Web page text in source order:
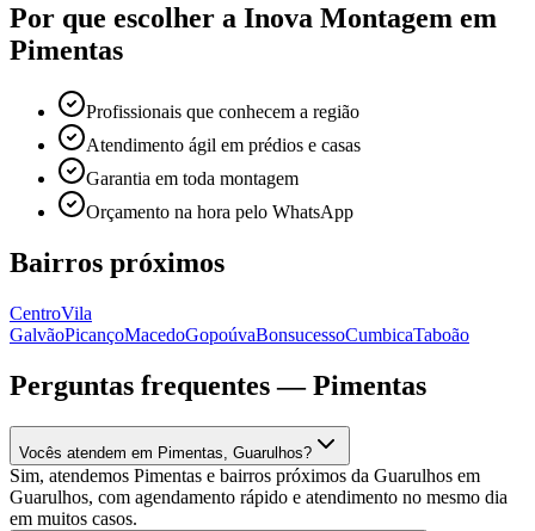
Por que escolher a Inova Montagem em
Pimentas
Profissionais que conhecem a região
Atendimento ágil em prédios e casas
Garantia em toda montagem
Orçamento na hora pelo WhatsApp
Bairros próximos
CentroVila
GalvãoPicançoMacedoGopoúvaBonsucessoCumbicaTaboão
Perguntas frequentes —Pimentas
Vocês atendem em Pimentas, Guarulhos?
Sim, atendemos Pimentas e bairros próximos da Guarulhos em
Guarulhos, com agendamento rápido e atendimento no mesmo dia
em muitos casos.